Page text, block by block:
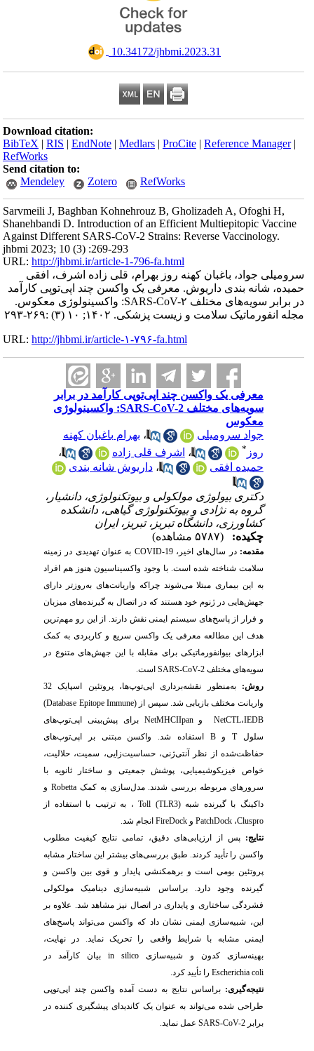
‎ 10.34172/jhbmi.2023.31
Download citation:
BibTeX |RIS |EndNote |Medlars |ProCite |Reference Manager
RefWorks
Send citation to:
Mendeley
Zotero RefWorks
Sarvmeili J, Baghban Kohnehrouz B, Gholizadeh A, Ofoghi H,
Shanehbandi D. Introduction of an Efficient Multiepitopic Vaccine
Against Different SARS-CoV-2 Strains: Reverse Vaccinology.
jhbmi 2023; 10 (3) :269-293
URL:http://jhbmi.ir/article-1-796-fa.html
سرومیلی جواد، باغبان کهنه روز بهرام، قلی زاده اشرف، افقی
حمیده، شانه بندی داریوش. معرفی یک واکسن چند اپی‌توپی کارآمد
در برابر سویه‌های مختلف SARS-CoV-۲: واکسینولوژی معکوس.
مجله انفورماتیک سلامت و زیست پزشکی. ۱۴۰۲; ۱۰ (۳) :۲۶۹-۲۹۳
URL:http://jhbmi.ir/article-۱-۷۹۶-fa.html
معرفی یک واکسن چند اپی‌توپی کارآمد در برابر
سویه‌های مختلف SARS-CoV-2: واکسینولوژی
معکوس
جواد سرومیلی
،بهرام باغبان کهنه
روز * ،اشرف قلی زاده
،
حمیده افقی
،داریوش شانه بندی
دکتری بیولوژی مولکولی و بیوتکنولوژی، دانشیار،
گروه به نژادی و بیوتکنولوژی گیاهی، دانشکده
کشاورزی، دانشگاه تبریز، تبریز، ایران
چکیده:
مقدمه:در سال‌های اخیر، COVID-19به عنوان تهدیدی در زمینه‌
سلامت شناخته شده است. با وجود واکسیناسیون هنوز هم افراد
به این بیماری مبتلا می‌شوند چراکه واریانت‌های به‌روزتر دارای
جهش‌هایی در ژنوم خود هستند که در اتصال به گیرنده‌های میزبان
و فرار از پاسخ‌های سیستم ایمنی نقش دارند. از این رو مهم‌ترین
هدف این مطالعه معرفی یک واکسن سریع و کاربردی به کمک
ابزارهای بیوانفورماتیکی برای مقابله با این جهش‌های متنوع در
سویه‌های مختلف SARS-CoV-2 است.
روش:
به‌منظور نقشه‌برداری اپی‌توپ‌ها، پروتئین‌ اسپایک 32
واریانت مختلف بازیابی شد. سپس از ( Immune
Epitope
Database
)
IEDB،NetCTL
‌ وNetMHCIIpan برای پیش‌بینی اپی‌توپ‌های
سلولT وB
استفاده شد. واکسن مبتنی ‌بر اپی‌توپ‌های
حفاظت‌شده از نظر آنتی‌ژنی، حساسیت‌زایی، سمیت، حلالیت،
خواص فیزیکوشیمیایی، پوشش جمعیتی و ساختار ثانویه‌‌ با
سرورهای مربوطه بررسی شدند. مدل‌سازی به کمکRobetta‌ و
داکینگ با گیرنده‌ شبه ( TLR3
)
Toll ، به ترتیب با استفاده از
Cluspro،PatchDock و FireDock انجام شد.
نتایج: پس از ارزیابی‌های دقیق، تمامی نتایج کیفیت مطلوب
واکسن را تأیید‌ کردند. طبق بررسی‌های بیشتر این ساختار مشابه
پروتئین بومی است و برهمکنشی پایدار و قوی بین واکسن و
گیرنده وجود دارد. براساس شبیه‌سازی دینامیک مولکولی
فشردگی ساختاری و پایداری در اتصال نیز مشاهد شد. علاوه بر
این، شبیه‌سازی ایمنی نشان داد که واکسن می‌تواند پاسخ‌های
ایمنی مشابه با شرایط واقعی را تحریک نماید. در نهایت،
بهینه‌سازی کدون و شبیه‌سازیin silico بیان کارآمد در‌
Escherichia coli را تأیید کرد.
نتیجه‌گیری: براساس نتایج به دست آمده واکسن‌ چند اپی‌توپی
طراحی شده می‌تواند به عنوان یک کاندیدای پیشگیری کننده در
برابرSARS-CoV-2 عمل نماید.